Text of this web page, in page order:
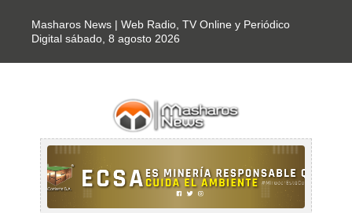
Masharos News | Web Radio, TV Online y Periódico
Digital sábado, 8 agosto 2026